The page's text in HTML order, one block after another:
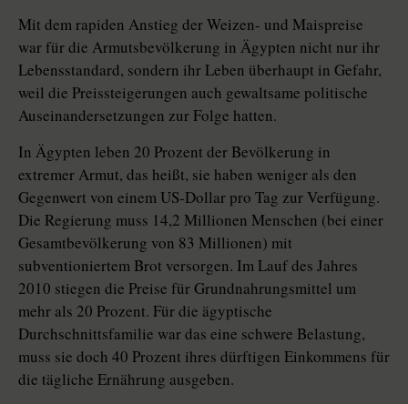
Mit dem rapiden Anstieg der Weizen- und Maispreise
war für die Armutsbevölkerung in Ägypten nicht nur ihr
Lebensstandard, sondern ihr Leben überhaupt in Gefahr,
weil die Preissteigerungen auch gewaltsame politische
Auseinandersetzungen zur Folge hatten.
In Ägypten leben 20 Prozent der Bevölkerung in
extremer Armut, das heißt, sie haben weniger als den
Gegenwert von einem US-Dollar pro Tag zur Verfügung.
Die Regierung muss 14,2 Millionen Menschen (bei einer
Gesamtbevölkerung von 83 Millionen) mit
subventioniertem Brot versorgen. Im Lauf des Jahres
2010 stiegen die Preise für Grundnahrungsmittel um
mehr als 20 Prozent. Für die ägyptische
Durchschnittsfamilie war das eine schwere Belastung,
muss sie doch 40 Prozent ihres dürftigen Einkommens für
die tägliche Ernährung ausgeben.